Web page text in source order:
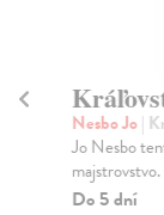
Nesbo Jo|
Jo Nesbo
Do 5 dní